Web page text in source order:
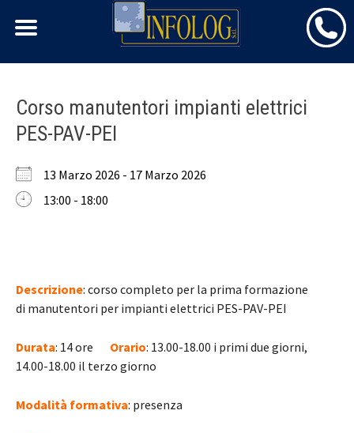
Skip
content
Corso manutentori impianti elettrici
PES-PAV-PEI
13 Marzo 2026 - 17 Marzo 2026
13:00 - 18:00
Descrizione: corso completo per la prima formazione
di manutentori per impianti elettrici PES-PAV-PEI
Durata: 14 ore Orario: 13.00-18.00 i primi due giorni,
14.00-18.00 il terzo giorno
Modalità formativa: presenza